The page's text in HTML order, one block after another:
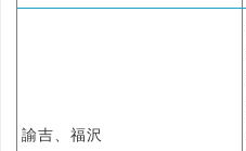
諭吉、福沢